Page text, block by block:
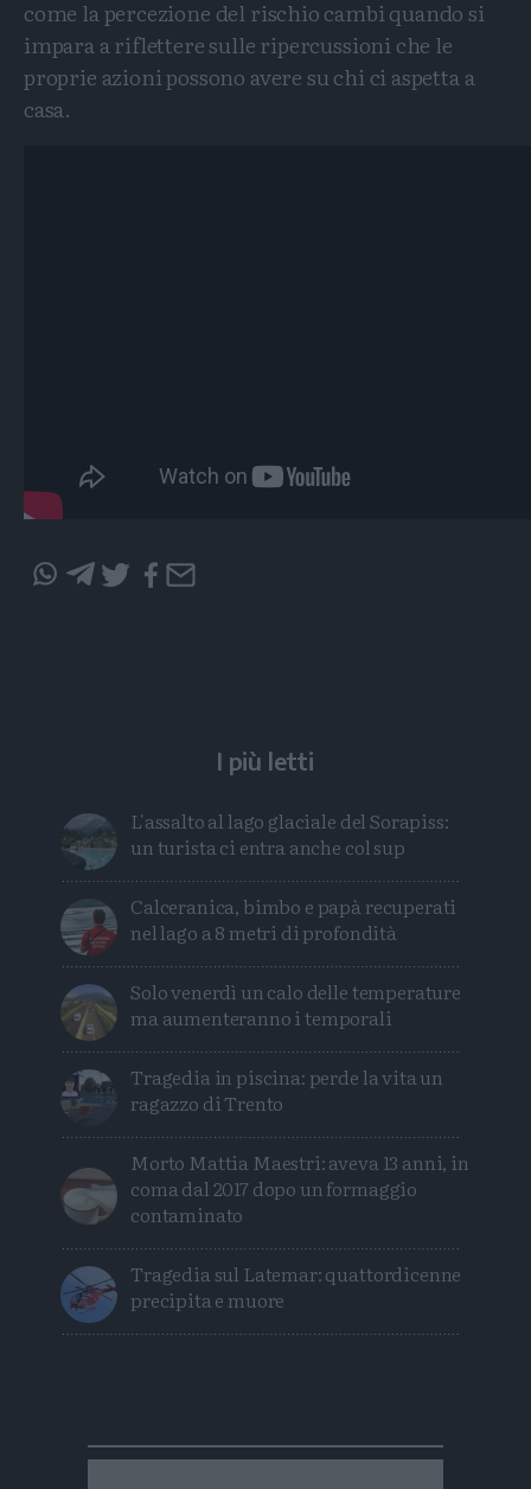
come la percezione del rischio cambi quando si
impara a riflettere sulle ripercussioni che le
proprie azioni possono avere su chi ci aspetta a
casa.
I più letti
L'assalto al lago glaciale del Sorapiss:
un turista ci entra anche col sup
Calceranica, bimbo e papà recuperati
nel lago a 8 metri di profondità
Solo venerdì un calo delle temperature
ma aumenteranno i temporali
Tragedia in piscina: perde la vita un
ragazzo di Trento
Morto Mattia Maestri: aveva 13 anni, in
coma dal 2017 dopo un formaggio
contaminato
Tragedia sul Latemar: quattordicenne
precipita e muore